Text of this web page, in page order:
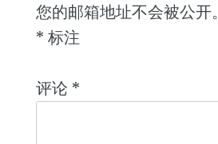
您的邮箱地址不会被公开。
* 标注
评论 *